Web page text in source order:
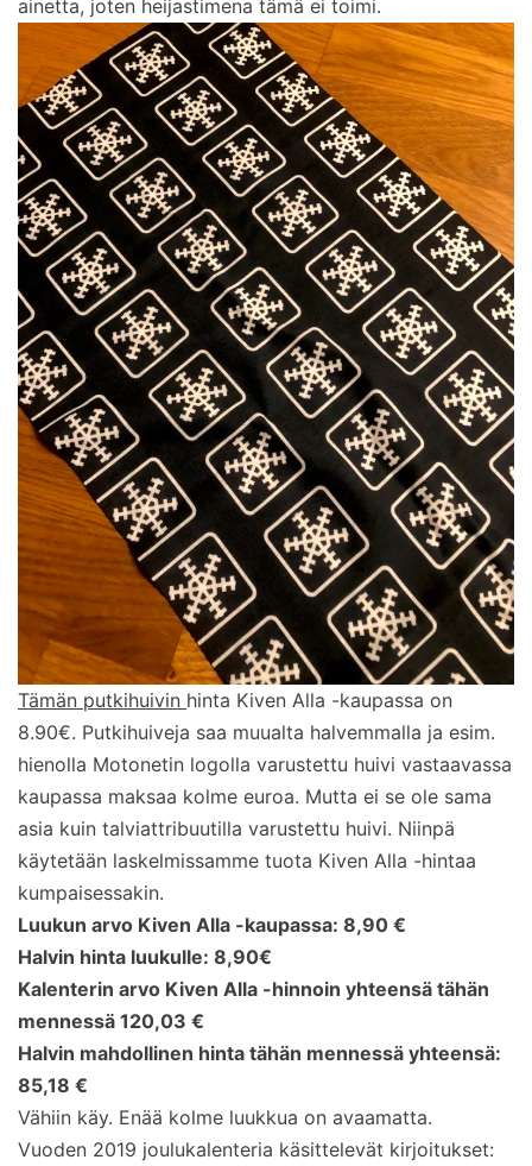
ainetta, joten heijastimena tämä ei toimi.
Tämän putkihuivin hinta Kiven Alla -kaupassa on
8.90€. Putkihuiveja saa muualta halvemmalla ja esim.
hienolla Motonetin logolla varustettu huivi vastaavassa
kaupassa maksaa kolme euroa. Mutta ei se ole sama
asia kuin talviattribuutilla varustettu huivi. Niinpä
käytetään laskelmissamme tuota Kiven Alla -hintaa
kumpaisessakin.
Luukun arvo Kiven Alla -kaupassa: 8,90 €
Halvin hinta luukulle: 8,90€
Kalenterin arvo Kiven Alla -hinnoin yhteensä tähän
mennessä 120,03 €
Halvin mahdollinen hinta tähän mennessä yhteensä:
85,18 €
Vähiin käy. Enää kolme luukkua on avaamatta.
Vuoden 2019 joulukalenteria käsittelevät kirjoitukset: